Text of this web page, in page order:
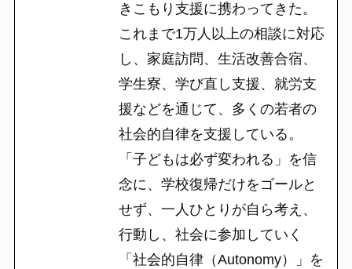
きこもり支援に携わってきた。
これまで1万人以上の相談に対応
し、家庭訪問、生活改善合宿、
学生寮、学び直し支援、就労支
援などを通じて、多くの若者の
社会的自律を支援している。
「子どもは必ず変われる」を信
念に、学校復帰だけをゴールと
せず、一人ひとりが自ら考え、
行動し、社会に参加していく
「社会的自律（Autonomy）」を